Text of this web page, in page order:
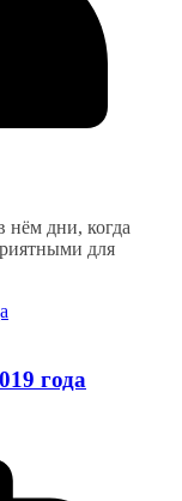
нём дни, когда
для
года